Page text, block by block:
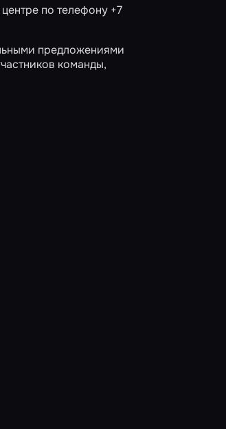
по телефону +7
предложениями
команды,